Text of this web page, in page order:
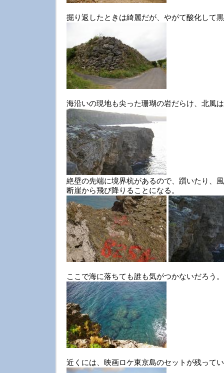
掘り返したときは綺麗だが、やがて酸化して
海沿いの現地も尖った珊瑚の岩だらけ、北風
絶壁の先端に境界杭があるので、躓いたり、
断崖から飛び降りることになる。
ここで海に落ちても誰も気がつかないだろう。
近くには、映画ロケ東京島のセットが残って